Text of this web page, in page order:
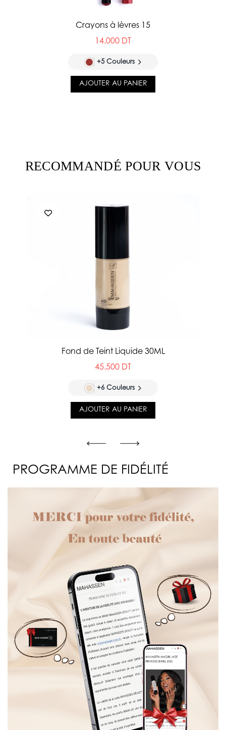
Crayons à lèvres 15
14.000 DT
+5 Couleurs
AJOUTER AU PANIER
RECOMMANDÉ POUR VOUS
Fond de Teint Liquide 30ML
45.500 DT
+6 Couleurs
AJOUTER AU PANIER
PROGRAMME DE FIDÉLITÉ